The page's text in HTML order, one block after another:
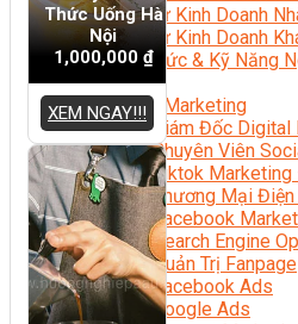
Khởi Sự Kinh Doanh
Khởi Sự Kinh Doanh
Kiến Thức & Kỹ Năng
Marketing
Digital Marketing
Giám Đốc Digital
Chuyên Viên
Tiktok Marketing
Thương Mại Điện
Facebook
Search Engine
Quản Trị Fanpage
Facebook Ads
Google Ads
Thức Uống Hà
Nội
1,000,000 ₫
XEM NGAY!!!